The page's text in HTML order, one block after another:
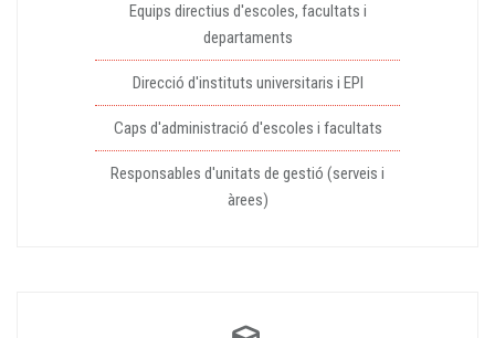
Equips directius d'escoles, facultats i
departaments
Direcció d'instituts universitaris i EPI
Caps d'administració d'escoles i facultats
Responsables d'unitats de gestió (serveis i
àrees)